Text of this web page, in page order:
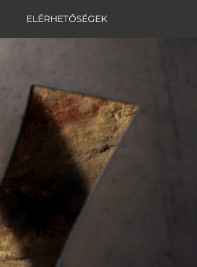
ELÉRHETŐSÉGEK